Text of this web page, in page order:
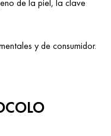
y de consumidor.